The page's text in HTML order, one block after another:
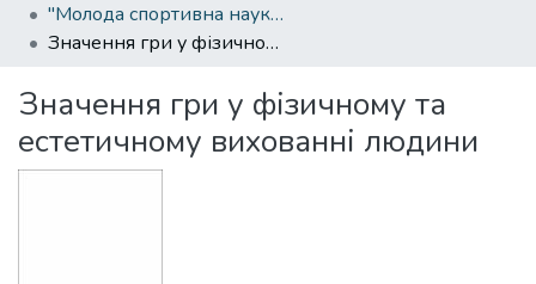
Statistics
"Молода спортивна наука України"
Значення гри у фізичному та естетичному вихованні людини
Значення гри у фізичному та
естетичному вихованні людини